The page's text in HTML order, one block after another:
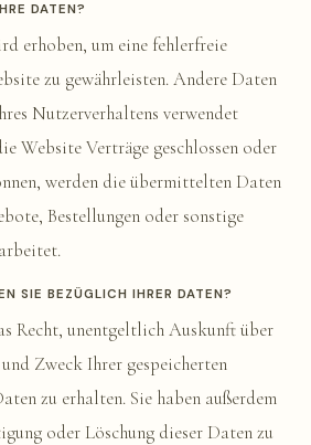
DATEN?
erhoben, um eine fehlerfreie
zu gewährleisten. Andere Daten
Nutzerverhaltens verwendet
Website Verträge geschlossen oder
werden die übermittelten Daten
Bestellungen oder sonstige
SIE BEZÜGLICH IHRER DATEN?
Recht, unentgeltlich Auskunft über
Zweck Ihrer gespeicherten
zu erhalten. Sie haben außerdem
oder Löschung dieser Daten zu